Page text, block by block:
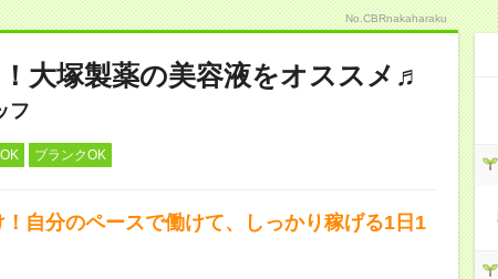
No.CBRnakaharaku
大塚製薬の美容液をオススメ♬
フ
ブランクOK
！自分のペースで働けて、しっかり稼げる1日1